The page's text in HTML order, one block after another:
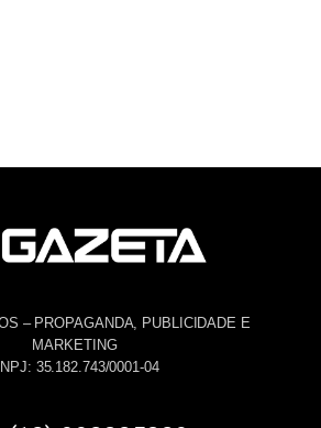
– PROPAGANDA, PUBLICIDADE E
MARKETING
35.182.743/0001-04